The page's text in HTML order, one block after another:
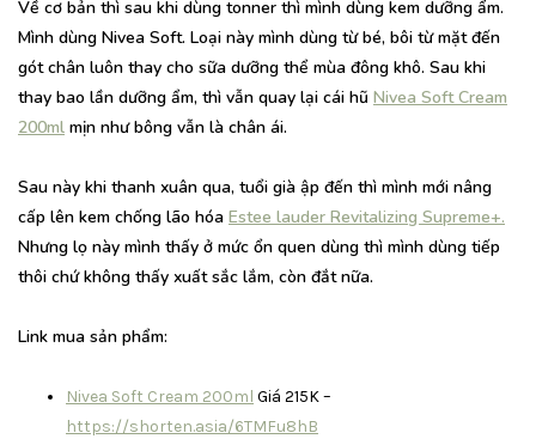
Về cơ bản thì sau khi dùng tonner thì mình dùng kem dưỡng ẩm.
Mình dùng Nivea Soft. Loại này mình dùng từ bé, bôi từ mặt đến
gót chân luôn thay cho sữa dưỡng thể mùa đông khô. Sau khi
thay bao lần dưỡng ẩm, thì vẫn quay lại cái hũ Nivea Soft Cream
200ml mịn như bông vẫn là chân ái.
Sau này khi thanh xuân qua, tuổi già ập đến thì mình mới nâng
cấp lên kem chống lão hóa Estee lauder Revitalizing Supreme+.
Nhưng lọ này mình thấy ở mức ổn quen dùng thì mình dùng tiếp
thôi chứ không thấy xuất sắc lắm, còn đắt nữa.
Link mua sản phẩm:
Nivea Soft Cream 200ml Giá 215K –
https://shorten.asia/6TMFu8hB